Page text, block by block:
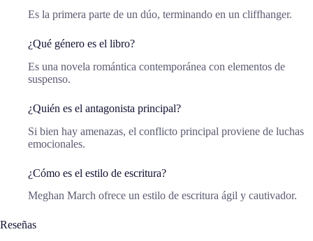
Es la primera parte de un dúo, terminando en un cliffhanger.
¿Qué género es el libro?
Es una novela romántica contemporánea con elementos de
suspenso.
¿Quién es el antagonista principal?
Si bien hay amenazas, el conflicto principal proviene de luchas
emocionales.
¿Cómo es el estilo de escritura?
Meghan March ofrece un estilo de escritura ágil y cautivador.
Reseñas